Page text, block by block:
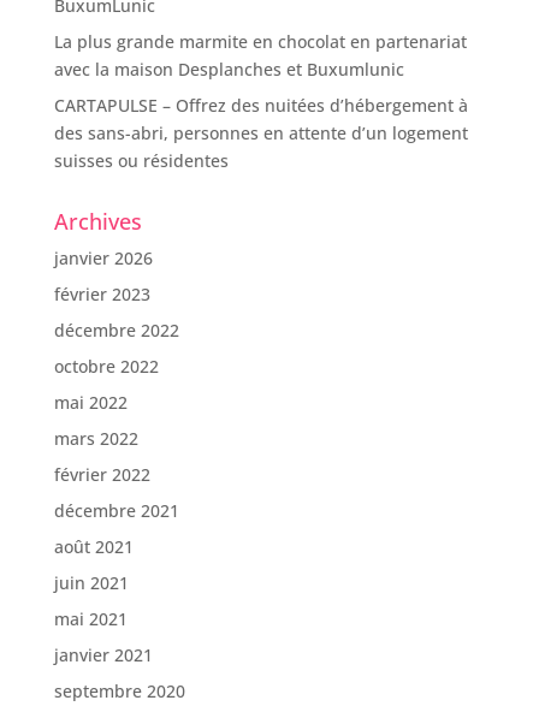
BuxumLunic
La plus grande marmite en chocolat en partenariat
avec la maison Desplanches et Buxumlunic
CARTAPULSE – Offrez des nuitées d’hébergement à
des sans-abri, personnes en attente d’un logement
suisses ou résidentes
Archives
janvier 2026
février 2023
décembre 2022
octobre 2022
mai 2022
mars 2022
février 2022
décembre 2021
août 2021
juin 2021
mai 2021
janvier 2021
septembre 2020